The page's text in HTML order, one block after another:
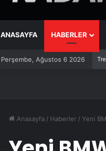
ANASAYFA HABERLER
Perşembe, Ağustos 6 2026
Anasayfa / Haberler / Yeni